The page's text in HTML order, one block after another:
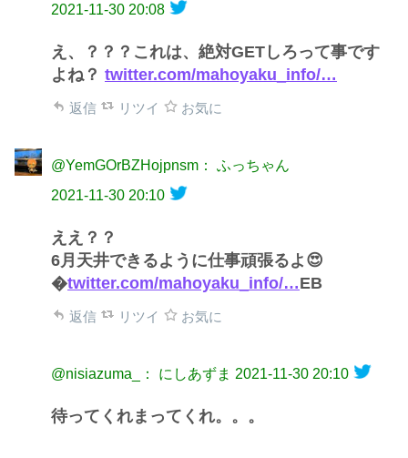
2021-11-30 20:08
え、？？？これは、絶対GETしろって事です
よね？ twitter.com/mahoyaku_info/…
返信 リツイ お気に
@YemGOrBZHojpnsm： ふっちゃん
2021-11-30 20:10
ええ？？
6月天井できるように仕事頑張るよ😍
�twitter.com/mahoyaku_info/…EB
返信 リツイ お気に
@nisiazuma_： にしあずま 2021-11-30 20:10
待ってくれまってくれ。。。